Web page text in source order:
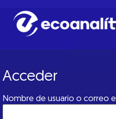
Acceder
Nombre de usuario o correo